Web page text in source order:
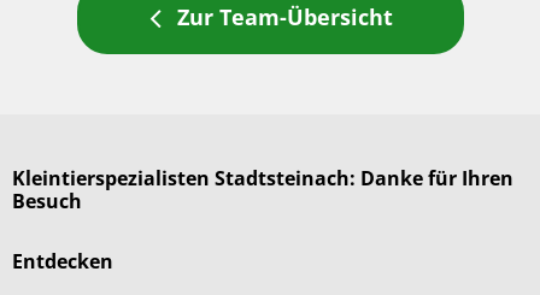
Zur Team-Übersicht
Entdecken
Kleintierspezialisten Stadtsteinach: Danke für Ihren
Besuch